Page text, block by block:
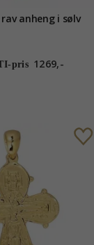
rav anheng i sølv
pris 1269,-